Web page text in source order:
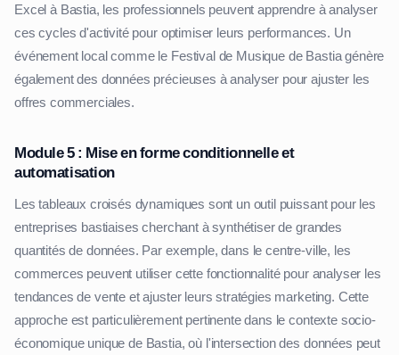
Excel à Bastia, les professionnels peuvent apprendre à analyser
ces cycles d'activité pour optimiser leurs performances. Un
événement local comme le Festival de Musique de Bastia génère
également des données précieuses à analyser pour ajuster les
offres commerciales.
Module 5 : Mise en forme conditionnelle et
automatisation
Les tableaux croisés dynamiques sont un outil puissant pour les
entreprises bastiaises cherchant à synthétiser de grandes
quantités de données. Par exemple, dans le centre-ville, les
commerces peuvent utiliser cette fonctionnalité pour analyser les
tendances de vente et ajuster leurs stratégies marketing. Cette
approche est particulièrement pertinente dans le contexte socio-
économique unique de Bastia, où l'intersection des données peut